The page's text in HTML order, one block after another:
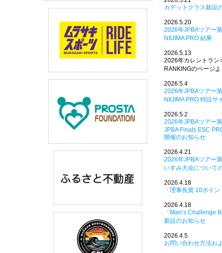
カデットクラス新設
2026.5.20
2026年JPBAツアー
NIIJIMA PRO 結果
2026.5.13
2026年カレントラン
RANKINGのページ
2026.5.4
2026年JPBAツアー
NIIJIMA PRO 特設サ
2026.5.2
2026年JPBAツアー
JPBA Finals ESC
開催のお知らせ
2026.4.21
2026年JPBAツアー
いすみ大会について
2026.4.18
「理事長賞 10ポイ
2026.4.18
「Mari’s Challenge
新設のお知らせ
2026.4.5
お問い合わせ方法お